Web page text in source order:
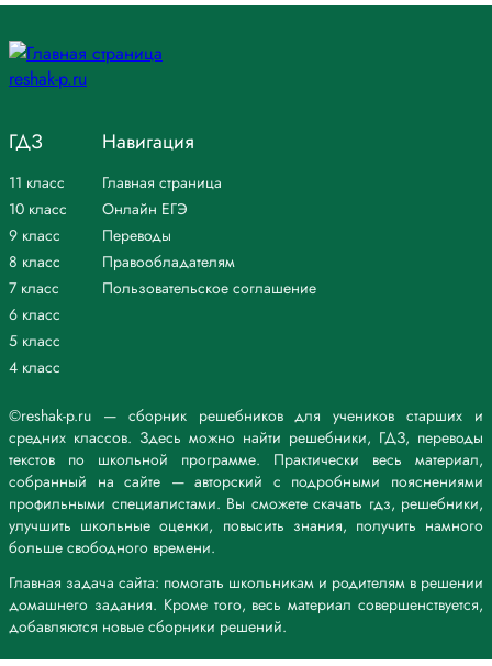
©reshak-p.ru — сборник решебников для учеников старших и
средних классов. Здесь можно найти решебники, ГДЗ, переводы
текстов по школьной программе. Практически весь материал,
собранный на сайте — авторский с подробными пояснениями
профильными специалистами. Вы сможете скачать гдз, решебники,
улучшить школьные оценки, повысить знания, получить намного
больше свободного времени.
Главная задача сайта: помогать школьникам и родителям в решении
домашнего задания. Кроме того, весь материал совершенствуется,
добавляются новые сборники решений.
ГДЗ
11 класс
10 класс
9 класс
8 класс
7 класс
6 класс
5 класс
4 класс
Навигация
Главная страница
Онлайн ЕГЭ
Переводы
Правообладателям
Пользовательское соглашение